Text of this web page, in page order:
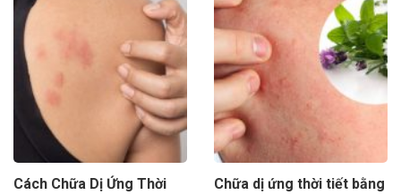
Cách Chữa Dị Ứng Thời Chữa dị ứng thời tiết bằng